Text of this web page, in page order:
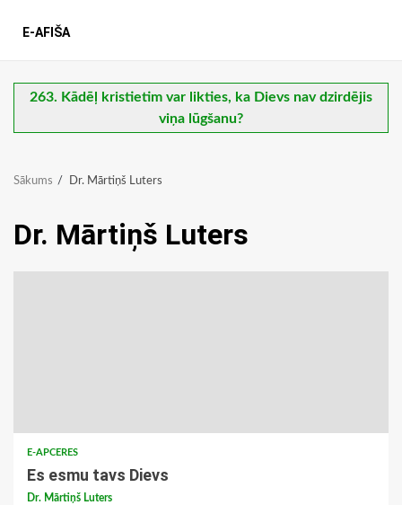
E-AFIŠA
263. Kādēļ kristietim var likties, ka Dievs nav dzirdējis
viņa lūgšanu?
Sākums Dr. Mārtiņš Luters
Dr. Mārtiņš Luters
E-APCERES
Es esmu tavs Dievs
Dr. Mārtiņš Luters